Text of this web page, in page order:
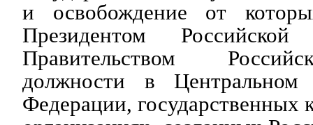
и освобождение от
Президентом
Правительством
должности в Центральном
Федерации, государственных